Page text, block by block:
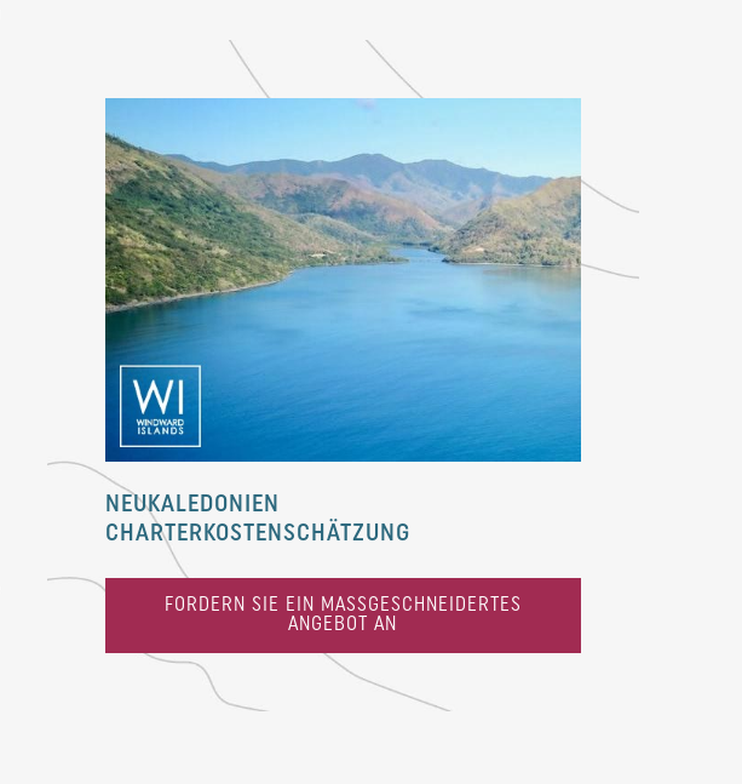
NEUKALEDONIEN
CHARTERKOSTENSCHÄTZUNG
FORDERN SIE EIN MASSGESCHNEIDERTES A
NGEBOT AN